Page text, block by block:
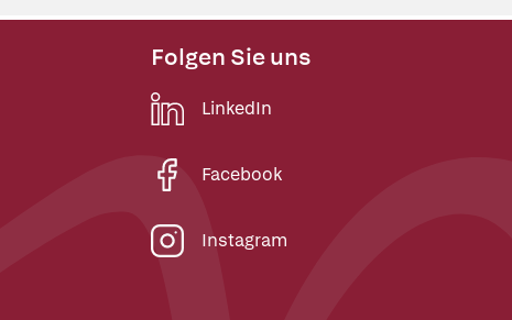
Folgen Sie uns
LinkedIn
Facebook
Instagram